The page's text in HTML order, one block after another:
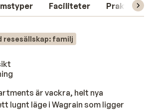
Faciliteter Praktisk
resesällskap: familj
är vackra, helt nya
lugnt läge i Wagrain som ligger